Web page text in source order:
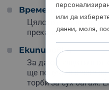
Времетраене
Цялото
прекарани в
Екипировка
За да се защитиш от
ще получиш каска за
торби за сух багаж.
или да
данни, моля,